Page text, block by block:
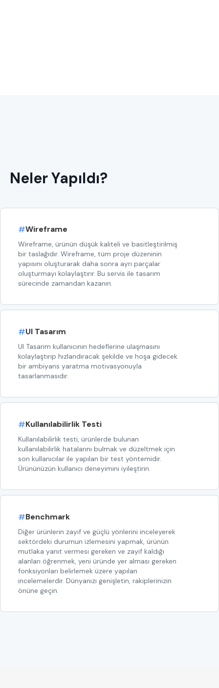
Neler Yapıldı?
#Wireframe
Wireframe, ürünün düşük kaliteli ve basitleştirilmiş
bir taslağıdır. Wireframe, tüm proje düzeninin
yapısını oluşturarak daha sonra ayrı parçalar
oluşturmayı kolaylaştırır. Bu servis ile tasarım
sürecinde zamandan kazanın.
#UI Tasarım
UI Tasarım kullanıcının hedeflerine ulaşmasını
kolaylaştırıp hızlandıracak şekilde ve hoşa gidecek
bir ambiyans yaratma motivasyonuyla
tasarlanmasıdır.
#Kullanılabilirlik Testi
Kullanılabilirlik testi, ürünlerde bulunan
kullanılabilirlik hatalarını bulmak ve düzeltmek için
son kullanıcılar ile yapılan bir test yöntemidir.
Ürününüzün kullanıcı deneyimini iyileştirin.
#Benchmark
Diğer ürünlerin zayıf ve güçlü yönlerini inceleyerek
sektördeki durumun izlemesini yapmak, ürünün
mutlaka yanıt vermesi gereken ve zayıf kaldığı
alanları öğrenmek, yeni üründe yer alması gereken
fonksiyonları belirlemek üzere yapılan
incelemelerdir. Dünyanızı genişletin, rakiplerinizin
önüne geçin.